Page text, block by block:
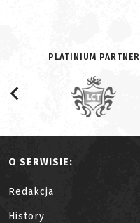
PLATINIUM PARTNER
O SERWISIE:
Redakcja
History